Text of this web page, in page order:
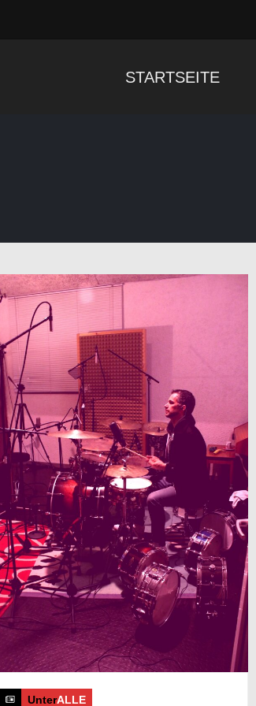
STARTSEITE
UnterALLE